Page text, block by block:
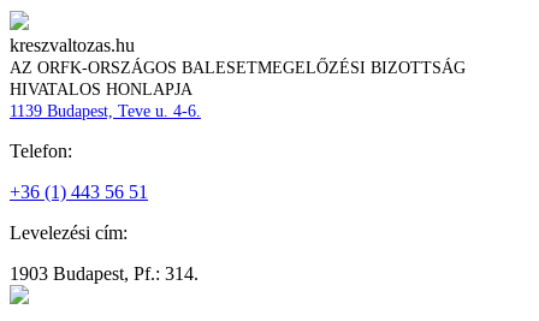
kreszvaltozas.hu
AZ ORFK-ORSZÁGOS BALESETMEGELŐZÉSI BIZOTTSÁG
HIVATALOS HONLAPJA
1139 Budapest, Teve u. 4-6.
Telefon:
+36 (1) 443 56 51
Levelezési cím:
1903 Budapest, Pf.: 314.